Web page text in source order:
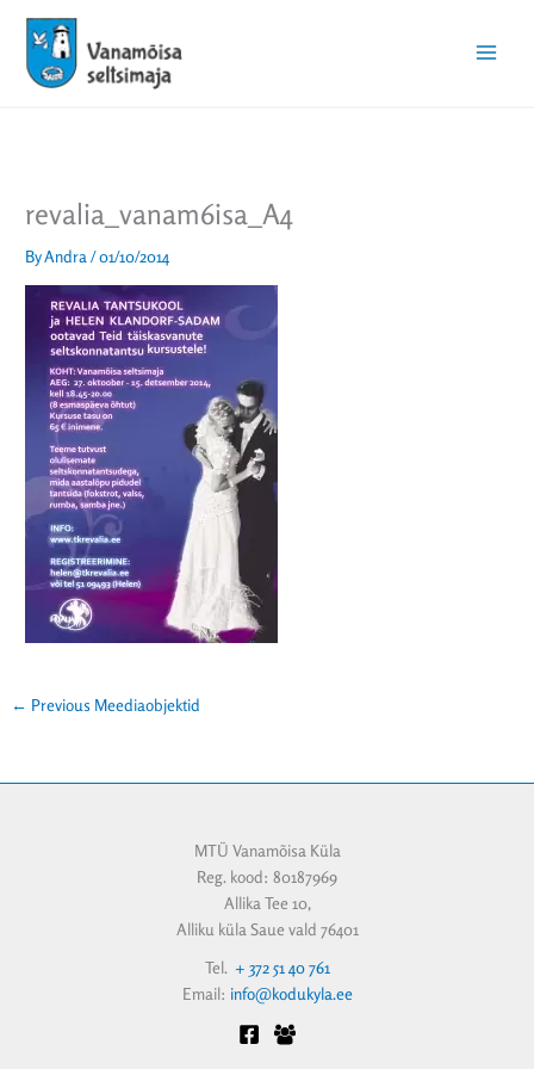
content
Menu
revalia_vanam6isa_A4
ByAndra/01/10/2014
← Previous Meediaobjektid
MTÜ Vanamõisa Küla
Reg. kood: 80187969
Allika Tee 10,
Alliku küla Saue vald 76401
Tel. + 372 51 40 761
Email: info@kodukyla.ee